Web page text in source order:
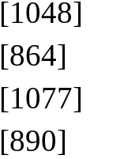
[1048]
[864]
[1077]
[890]